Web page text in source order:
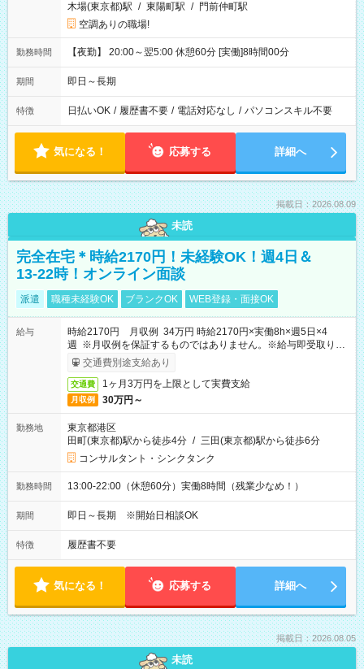
木場(東京都)駅 / 東陽町駅 / 門前仲町駅
空調ありの職場!
勤務時間 【夜勤】 20:00～翌5:00 休憩60分 [実働]8時間00分
期間 即日～長期
特徴 日払いOK / 履歴書不要 / 電話対応なし / パソコンスキル不要
気になる！ 応募する 詳細へ
掲載日：2026.08.09
未読
完全在宅＊時給2170円！未経験OK！週4日＆
13-22時！オンライン面談
派遣 職種未経験OK ブランクOK WEB登録・面接OK
給与
時給2170円 月収例 34万円 時給2170円×実働8h×週5日×4
週 ※月収例を保証するものではありません。※給与即受取りサ
ービス利用可（利用条件有）
交通費別途支給あり
交通費 1ヶ月3万円を上限として実費支給
月収例 30万円～
勤務地
東京都港区
田町(東京都)駅から徒歩4分 / 三田(東京都)駅から徒歩6分
コンサルタント・シンクタンク
勤務時間 13:00-22:00（休憩60分）実働8時間（残業少なめ！）
期間 即日～長期 ※開始日相談OK
特徴 履歴書不要
気になる！ 応募する 詳細へ
掲載日：2026.08.05
未読